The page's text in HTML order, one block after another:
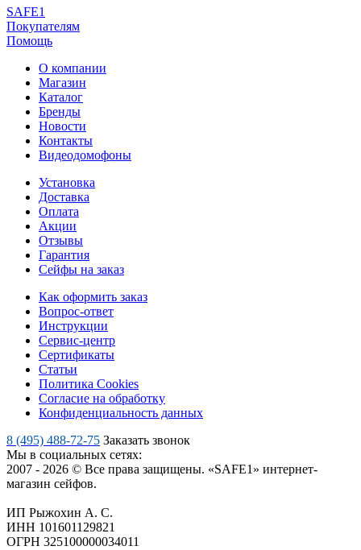
SAFE1
Покупателям
Помощь
О компании
Магазин
Каталог
Бренды
Новости
Контакты
Видеодомофоны
Установка
Доставка
Оплата
Акции
Отзывы
Гарантия
Сейфы на заказ
Как оформить заказ
Вопрос-ответ
Инструкции
Сервис-центр
Сертификаты
Статьи
Политика Cookies
Согласие на обработку
Конфиденциальность данных
8 (495) 488-72-75 Заказать звонок
Мы в социальных сетях:
2007 - 2026 © Все права защищены. «SAFE1» интернет-
магазин сейфов.
ИП Рыжохин А. С.
ИНН 101601129821
ОГРН 325100000034011